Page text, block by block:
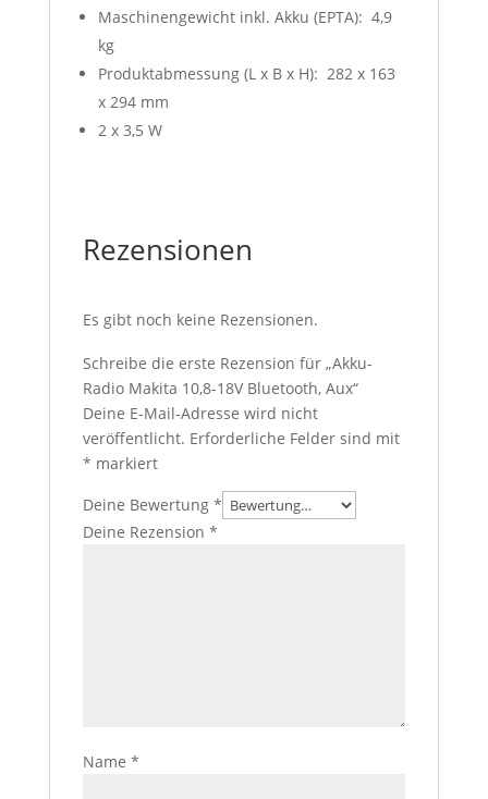
Maschinengewicht inkl. Akku (EPTA): 4,9
kg
Produktabmessung (L x B x H): 282 x 163
x 294 mm
2 x 3,5 W
Rezensionen
Es gibt noch keine Rezensionen.
Schreibe die erste Rezension für „Akku-
Radio Makita 10,8-18V Bluetooth, Aux“
Deine E-Mail-Adresse wird nicht
veröffentlicht. Erforderliche Felder sind mit
* markiert
Deine Bewertung *
Deine Rezension *
Name *